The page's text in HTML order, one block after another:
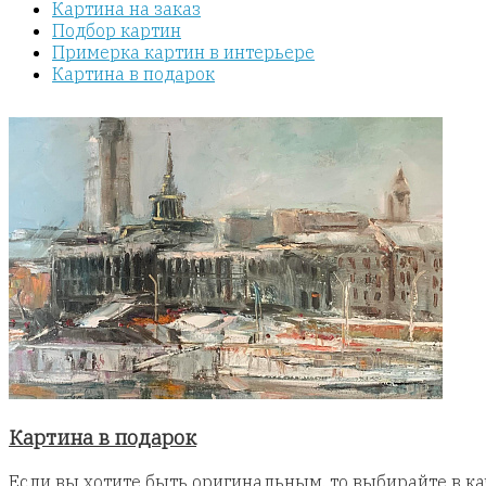
Картина на заказ
Подбор картин
Примерка картин в интерьере
Картина в подарок
Картина в подарок
Если вы хотите быть оригинальным, то выбирайте в